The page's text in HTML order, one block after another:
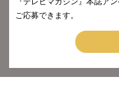
ご応募できます。